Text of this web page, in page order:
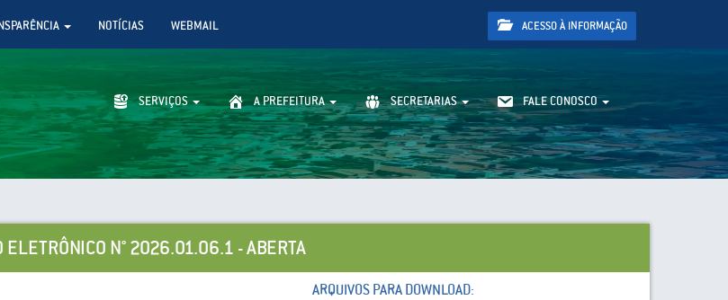
NOTÍCIAS WEBMAIL ACESSO À INFORMAÇÃO
SERVIÇOS A PREFEITURA SECRETARIAS FALE CONOSCO
ELETRÔNICO N° 2026.01.06.1 - ABERTA
ARQUIVOS PARA DOWNLOAD: